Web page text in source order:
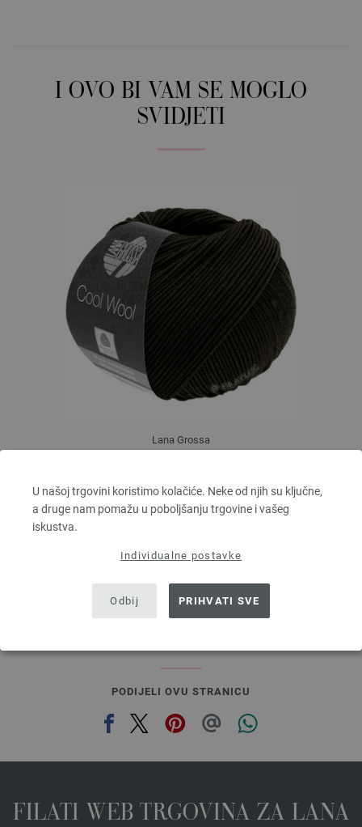
U našoj trgovini koristimo kolačiće. Neke od njih su ključne,
a druge nam pomažu u poboljšanju trgovine i vašeg
iskustva.
Individualne postavke
Odbij PRIHVATI SVE
I OVO BI VAM SE MOGLO
SVIDJETI
Lana Grossa
Dužina: otprilike 160 m / 50 g
Većina igle: 3 - 3,5
bez PDV-a, dodatno troškovi za dostavu, Osnovna cijena:
PODIJELI OVU STRANICU
FILATI WEB TRGOVINA ZA LANA